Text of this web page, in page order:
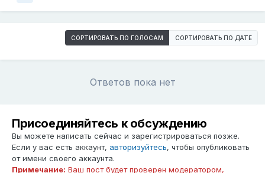
СОРТИРОВАТЬ ПО ГОЛОСАМ СОРТИРОВАТЬ ПО ДАТЕ
Ответов пока нет
Присоединяйтесь к обсуждению
Вы можете написать сейчас и зарегистрироваться позже.
Если у вас есть аккаунт, авторизуйтесь, чтобы опубликовать
от имени своего аккаунта.
Примечание: Ваш пост будет проверен модератором,